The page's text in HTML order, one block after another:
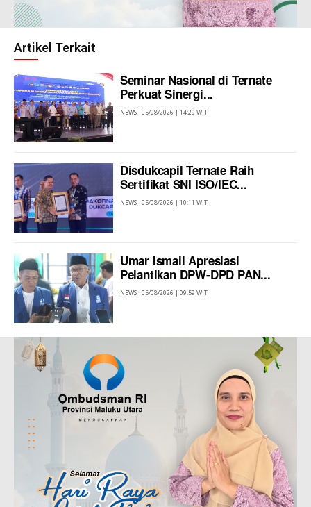
Artikel Terkait
Seminar Nasional di Ternate
Perkuat Sinergi...
NEWS 05/08/2026 | 14:29 WIT
Disdukcapil Ternate Raih
Sertifikat SNI ISO/IEC...
NEWS 05/08/2026 | 10:11 WIT
Umar Ismail Apresiasi
Pelantikan DPW-DPD PAN...
NEWS 05/08/2026 | 09:59 WIT